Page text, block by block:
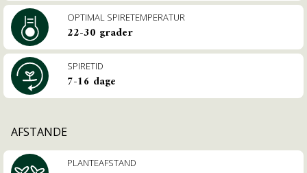
OPTIMAL SPIRETEMPE­RATUR
22-30 grader
SPIRETID
7-16 dage
AFSTANDE
PLANTEAFSTAND